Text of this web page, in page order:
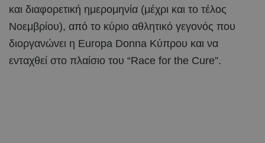
και διαφορετική ημερομηνία (μέχρι και το τέλος
Νοεμβρίου), από το κύριο αθλητικό γεγονός που
διοργανώνει η Europa Donna Κύπρου και να
ενταχθεί στο πλαίσιο του “Race for the Cure”.